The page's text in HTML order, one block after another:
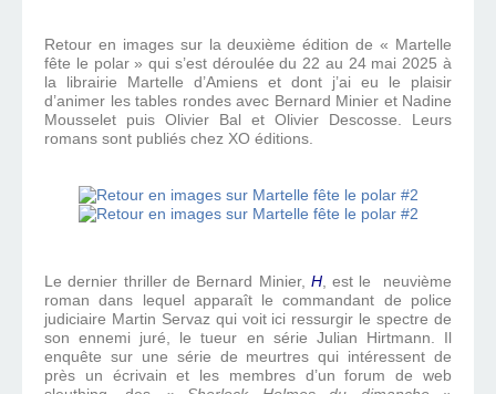
Retour en images sur la deuxième édition de « Martelle
fête le polar » qui s’est déroulée du 22 au 24 mai 2025 à
la librairie Martelle d’Amiens et dont j’ai eu le plaisir
d’animer les tables rondes avec Bernard Minier et Nadine
Mousselet puis Olivier Bal et Olivier Descosse. Leurs
romans sont publiés chez XO éditions.
Le dernier thriller de Bernard Minier, H, est le neuvième
roman dans lequel apparaît le commandant de police
judiciaire Martin Servaz qui voit ici ressurgir le spectre de
son ennemi juré, le tueur en série Julian Hirtmann. Il
enquête sur une série de meurtres qui intéressent de
près un écrivain et les membres d’un forum de web